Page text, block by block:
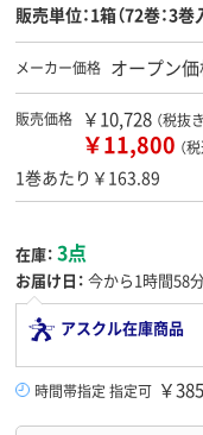
販売単位：1箱（72巻：3
メーカー価格 オープン
販売価格 ￥10,728 （税抜き
￥11,800 （
1巻あたり￥163.89
在庫： 3点
お届け日： 今から1時間58
アスクル在庫商品
時間帯指定 指定可 ￥385